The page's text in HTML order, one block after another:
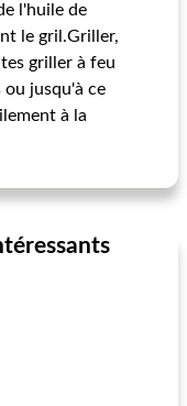
l'huile de
le gril.Griller,
griller à feu
jusqu'à ce
à la